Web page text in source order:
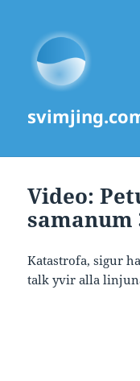
Video:
samanum
Katastrofa, sigur
talk yvir alla